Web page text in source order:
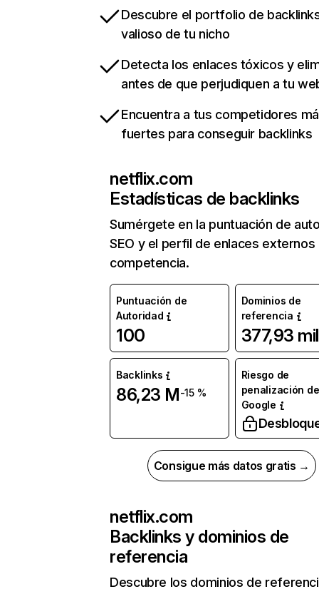
Descubre el portfolio de
valioso de tu nicho
Detecta los enlaces tóxicos y
antes de que perjudiquen a tu
Encuentra a tus competidores
fuertes para conseguir backlinks
netflix.com
Estadísticas de backlinks
Sumérgete en la puntuación de
SEO y el perfil de enlaces externos
competencia.
Puntuación de
Autoridad
100
Dominios de
referencia
377,93 mil
Backlinks
86,23 M-15 %
Riesgo de
penalización de
Google
Consigue más datos gratis →
netflix.com
Backlinks y dominios de
referencia
Descubre los dominios de